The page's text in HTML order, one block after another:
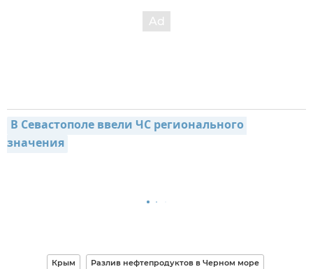
В Севастополе ввели ЧС регионального
значения
Крым Разлив нефтепродуктов в Черном море